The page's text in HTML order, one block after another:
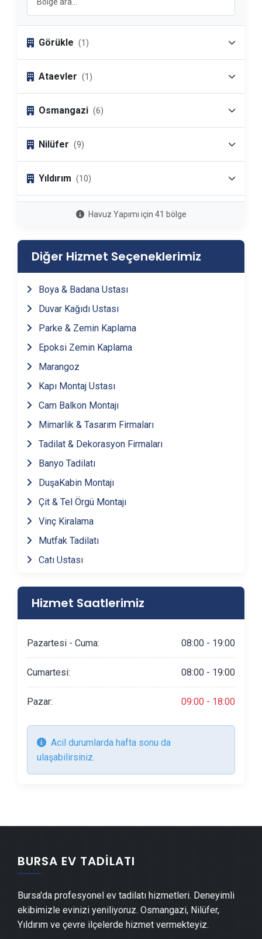
Görükle (1)
Ataevler (1)
Osmangazi (6)
Nilüfer (9)
Yıldırım (10)
(1)
Karacabey (1)
Mustafakemalpaşa (1)
Büyükorhan (1)
Keles (1)
Orhaneli (1)
Orhangazi (1)
Gürsu (1)
İznik (1)
Havuz Yapımı için 41 bölge
Diğer Hizmet Seçeneklerimiz
Boya & Badana Ustası
Duvar Kağıdı Ustası
Parke & Zemin Kaplama
Epoksi Zemin Kaplama
Marangoz
Kapı Montaj Ustası
Cam Balkon Montajı
Mimarlik & Tasarım Firmaları
Tadilat & Dekorasyon Firmaları
Banyo Tadilatı
DuşaKabin Montajı
Çit & Tel Örgü Montajı
Vinç Kiralama
Mutfak Tadilatı
Çatı Ustası
Prefabrik Ev Yapımı
Ahşap Ev Yapımı
Peyzaj Hizmetleri
Mantolama Ustası
Şömine Yapımı
Alçı & Sıva Ustası
Kepenk & Panjur Montajı
Dış Cephe Kaplama Ustası
Duvar Çıtası Ustası
Cam Montajı
Ayna Montajı
Hizmet Saatlerimiz
Pazartesi - Cuma: 08:00 - 19:00
Cumartesi: 08:00 - 19:00
Pazar: 09:00 - 18:00
Acil durumlarda hafta sonu da
ulaşabilirsiniz.
BURSA EV TADILATI
Bursa'da profesyonel ev tadilatı hizmetleri. Deneyimli
ekibimizle evinizi yeniliyoruz. Osmangazi, Nilüfer,
Yıldırım ve çevre ilçelerde hizmet vermekteyiz.